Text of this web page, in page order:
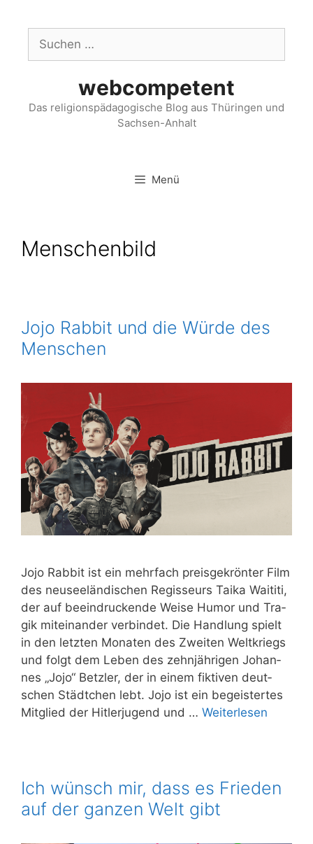
webcompetent
Das religionspädagogische Blog aus Thüringen und
Sachsen-Anhalt
Menü
Menschenbild
Jojo Rabbit und die Würde des
Menschen
Jojo Rab­bit ist ein mehr­fach preis­ge­krön­ter Film
des neu­see­län­di­schen Regis­seurs Taika Wai­ti­ti,
der auf beein­dru­cken­de Wei­se Humor und Tra­
gik mit­ein­an­der ver­bin­det. Die Hand­lung spielt
in den letz­ten Mona­ten des Zwei­ten Welt­kriegs
und folgt dem Leben des zehn­jäh­ri­gen Johan­
nes „Jojo“ Betz­ler, der in einem fik­ti­ven deut­
schen Städt­chen lebt. Jojo ist ein begeis­ter­tes
Mit­glied der Hit­ler­ju­gend und … Wei­ter­le­sen
Ich wünsch mir, dass es Frieden
auf der ganzen Welt gibt